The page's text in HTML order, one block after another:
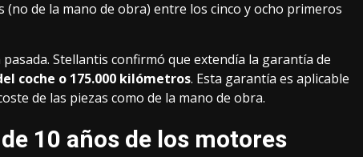
de la mano de obra) entre los cinco y ocho primeros
Stellantis confirmó que extendía la garantía de
coche o 175.000 kilómetros. Esta garantía es aplicable
de las piezas como de la mano de obra.
10 años de los motores